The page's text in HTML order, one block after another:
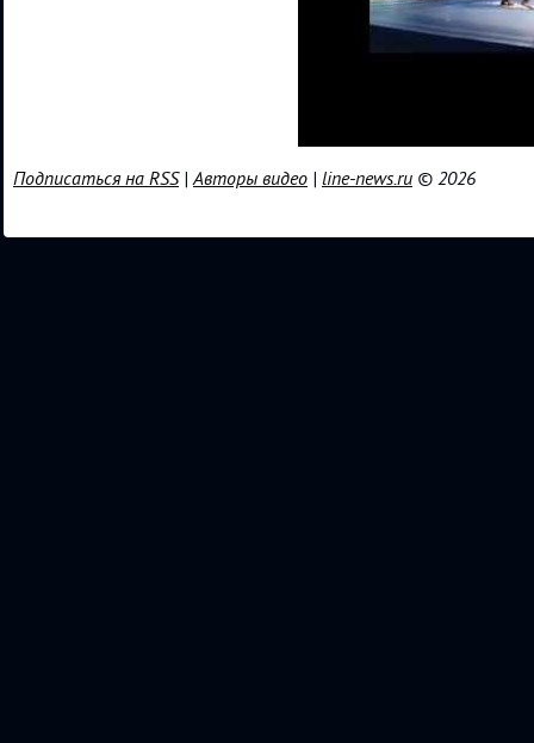
Подписаться на RSS|Авторы видео | line-news.ru © 2026